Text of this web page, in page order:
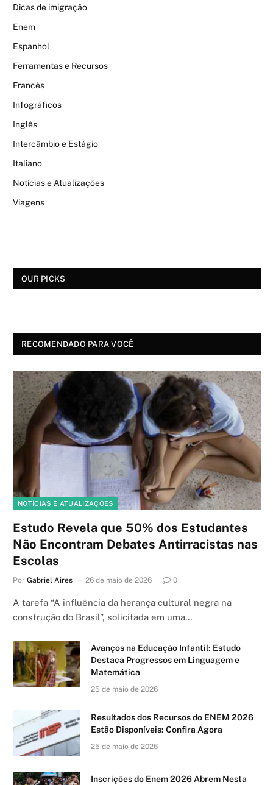
Dicas de imigração
Enem
Espanhol
Ferramentas e Recursos
Francês
Infográficos
Inglês
Intercâmbio e Estágio
Italiano
Notícias e Atualizações
Viagens
OUR PICKS
RECOMENDADO PARA VOCÊ
NOTÍCIAS E ATUALIZAÇÕES
Estudo Revela que 50% dos Estudantes
Não Encontram Debates Antirracistas nas
Escolas
Por Gabriel Aires 26 de maio de 2026 0
A tarefa “A influência da herança cultural negra na
construção do Brasil”, solicitada em uma…
Avanços na Educação Infantil: Estudo
Destaca Progressos em Linguagem e
Matemática
25 de maio de 2026
Resultados dos Recursos do ENEM 2026
Estão Disponíveis: Confira Agora
25 de maio de 2026
Inscrições do Enem 2026 Abrem Nesta